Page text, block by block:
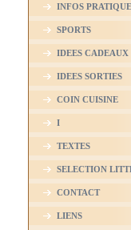
INFOS
SPORTS
IDEES CADEAUX
IDEES SORTIES
COIN CUISINE
I
TEXTES
SELECTION
CONTACT
LIENS